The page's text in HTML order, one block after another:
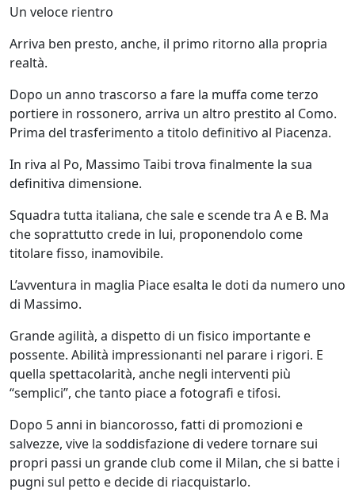
Un veloce rientro
Arriva ben presto, anche, il primo ritorno alla propria
realtà.
Dopo un anno trascorso a fare la muffa come terzo
portiere in rossonero, arriva un altro prestito al Como.
Prima del trasferimento a titolo definitivo al Piacenza.
In riva al Po, Massimo Taibi trova finalmente la sua
definitiva dimensione.
Squadra tutta italiana, che sale e scende tra A e B. Ma
che soprattutto crede in lui, proponendolo come
titolare fisso, inamovibile.
L’avventura in maglia Piace esalta le doti da numero uno
di Massimo.
Grande agilità, a dispetto di un fisico importante e
possente. Abilità impressionanti nel parare i rigori. E
quella spettacolarità, anche negli interventi più
“semplici”, che tanto piace a fotografi e tifosi.
Dopo 5 anni in biancorosso, fatti di promozioni e
salvezze, vive la soddisfazione di vedere tornare sui
propri passi un grande club come il Milan, che si batte i
pugni sul petto e decide di riacquistarlo.